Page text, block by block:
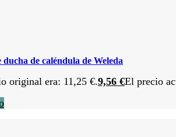
de caléndula de Weleda
original era: 11,25 €.9,56 €El precio